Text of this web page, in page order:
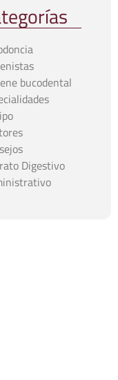
bucodental
Digestivo